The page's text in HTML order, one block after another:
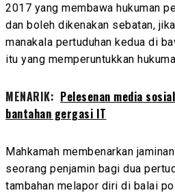
2017 yang membawa hukuman
dan boleh dikenakan sebatan,
manakala pertuduhan kedua di
itu yang memperuntukkan
MENARIK: Pelesenan media
bantahan gergasi IT
Mahkamah membenarkan
seorang penjamin bagi dua
tambahan melapor diri di balai